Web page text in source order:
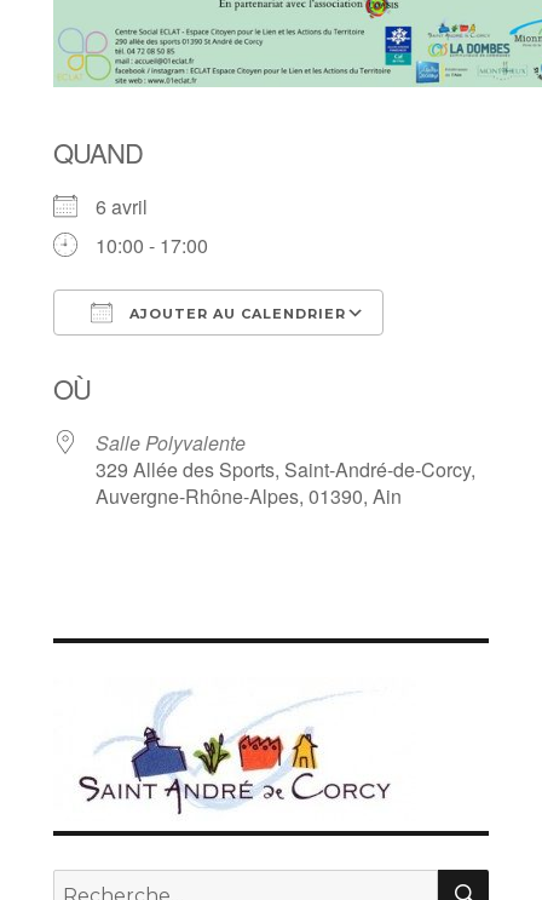
QUAND
6 avril
10:00 - 17:00
AJOUTER AU CALENDRIER
OÙ
Salle Polyvalente
329 Allée des Sports, Saint-André-de-Corcy,
Auvergne-Rhône-Alpes, 01390, Ain
Recherche